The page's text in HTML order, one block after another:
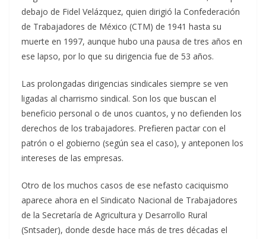
debajo de Fidel Velázquez, quien dirigió la Confederación
de Trabajadores de México (CTM) de 1941 hasta su
muerte en 1997, aunque hubo una pausa de tres años en
ese lapso, por lo que su dirigencia fue de 53 años.
Las prolongadas dirigencias sindicales siempre se ven
ligadas al charrismo sindical. Son los que buscan el
beneficio personal o de unos cuantos, y no defienden los
derechos de los trabajadores. Prefieren pactar con el
patrón o el gobierno (según sea el caso), y anteponen los
intereses de las empresas.
Otro de los muchos casos de ese nefasto caciquismo
aparece ahora en el Sindicato Nacional de Trabajadores
de la Secretaría de Agricultura y Desarrollo Rural
(Sntsader), donde desde hace más de tres décadas el